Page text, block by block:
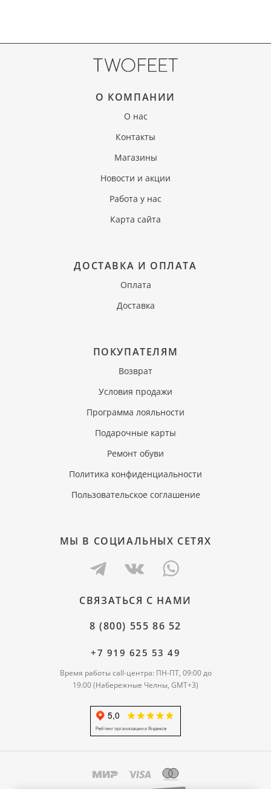
О КОМПАНИИ
О нас
Контакты
Магазины
Новости и акции
Работа у нас
Карта сайта
ДОСТАВКА И ОПЛАТА
Оплата
Доставка
ПОКУПАТЕЛЯМ
Возврат
Условия продажи
Программа лояльности
Подарочные карты
Ремонт обуви
Политика конфиденциальности
Пользовательское соглашение
МЫ В СОЦИАЛЬНЫХ СЕТЯХ
СВЯЗАТЬСЯ С НАМИ
8 (800) 555 86 52
+7 919 625 53 49
Время работы call-центра: ПН-ПТ, 09:00 до
19:00 (Набережные Челны, GMT+3)